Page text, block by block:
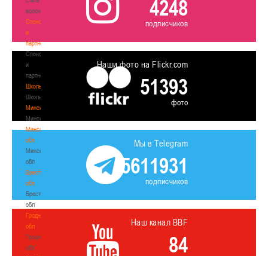
волонтером
Спонсоры
и
партнеры
Спонсоры
и
партнеры
Школы
Школы
Минск
Минск
Минская
обл
Минская
обл
Брестская
обл
Брестская
обл
Гродненская
обл
Гродненская
обл
4248
подписчиков
Наши фото на Flickr.com
51393
фото
Мы в Telegram
5611931
подписчиков
Наш канал BBF
84